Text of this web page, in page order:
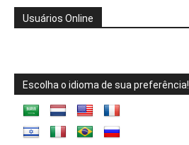
Usuários Online
Escolha o idioma de sua preferência!